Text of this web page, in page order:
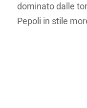
dominato dalle
Pepoli in stile